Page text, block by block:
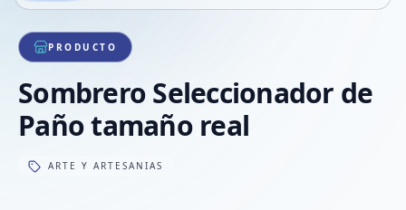
PRODUCTO
Sombrero Seleccionador de
Paño tamaño real
ARTE Y ARTESANIAS